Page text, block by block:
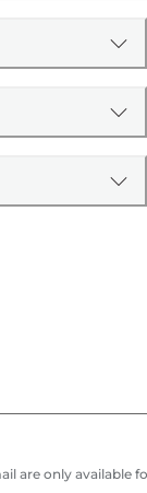
are only available